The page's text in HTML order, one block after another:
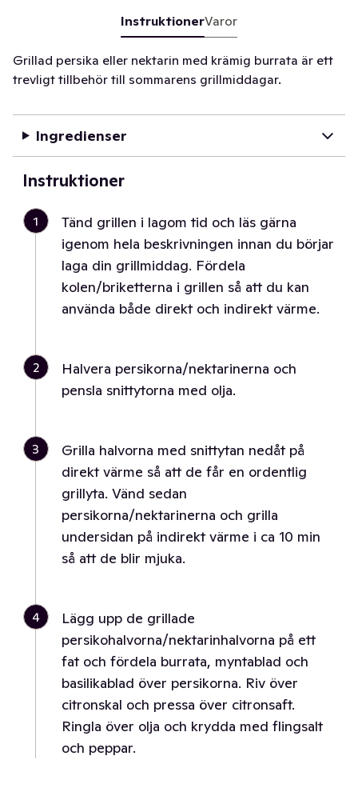
InstruktionerVaror
Grillad persika eller nektarin med krämig burrata är ett
trevligt tillbehör till sommarens grillmiddagar.
Ingredienser
Instruktioner
1
Tänd grillen i lagom tid och läs gärna
igenom hela beskrivningen innan du börjar
laga din grillmiddag. Fördela
kolen/briketterna i grillen så att du kan
använda både direkt och indirekt värme.
2
Halvera persikorna/nektarinerna och
pensla snittytorna med olja.
3
Grilla halvorna med snittytan nedåt på
direkt värme så att de får en ordentlig
grillyta. Vänd sedan
persikorna/nektarinerna och grilla
undersidan på indirekt värme i ca 10 min
så att de blir mjuka.
4
Lägg upp de grillade
persikohalvorna/nektarinhalvorna på ett
fat och fördela burrata, myntablad och
basilikablad över persikorna. Riv över
citronskal och pressa över citronsaft.
Ringla över olja och krydda med flingsalt
och peppar.